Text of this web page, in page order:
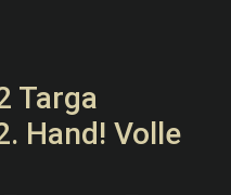
Targa
Hand! Volle